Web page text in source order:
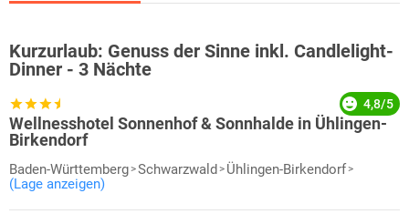
Kurzurlaub: Genuss der Sinne inkl. Candlelight-
Dinner - 3 Nächte
Wellnesshotel Sonnenhof & Sonnhalde in Ühlingen-
Birkendorf
4,8/5
Baden-Württemberg Schwarzwald
Ühlingen-Birkendorf
(Lage anzeigen)